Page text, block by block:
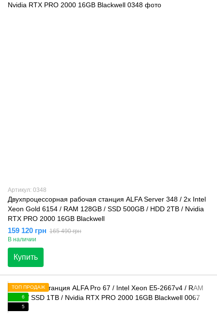
Артикул: 0348
Двухпроцессорная рабочая станция ALFA Server 348 / 2x Intel
Xeon Gold 6154 / RAM 128GB / SSD 500GB / HDD 2TB / Nvidia
RTX PRO 2000 16GB Blackwell
159 120 грн 165 490 грн
В наличии
Купить
ТОП ПРОДАЖ
6
5